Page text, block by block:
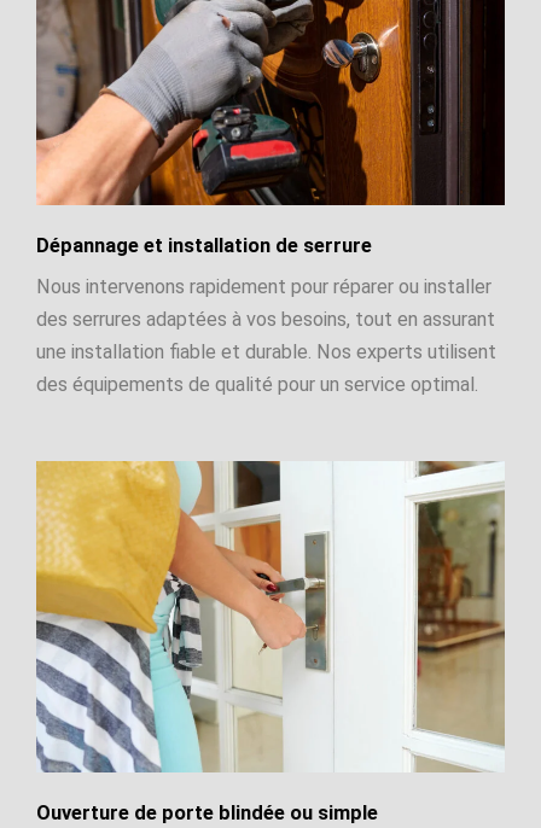
Dépannage et installation de serrure
Nous intervenons rapidement pour réparer ou installer
des serrures adaptées à vos besoins, tout en assurant
une installation fiable et durable. Nos experts utilisent
des équipements de qualité pour un service optimal.
Ouverture de porte blindée ou simple